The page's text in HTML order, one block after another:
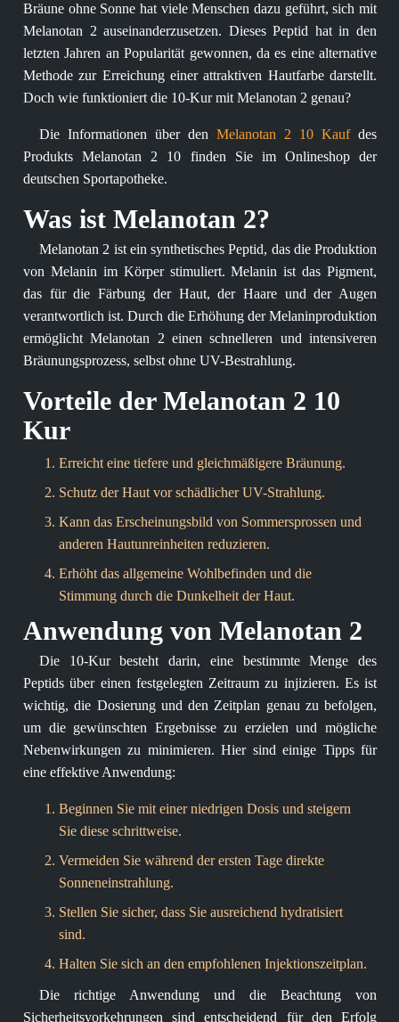
Bräune ohne Sonne hat viele Menschen dazu geführt, sich mit
Melanotan 2 auseinanderzusetzen. Dieses Peptid hat in den
letzten Jahren an Popularität gewonnen, da es eine alternative
Methode zur Erreichung einer attraktiven Hautfarbe darstellt.
Doch wie funktioniert die 10-Kur mit Melanotan 2 genau?
Die Informationen über den Melanotan 2 10 Kaufdes
Produkts Melanotan 2 10 finden Sie im Onlineshop der
deutschen Sportapotheke.
Was ist Melanotan 2?
Melanotan 2 ist ein synthetisches Peptid, das die Produktion
von Melanin im Körper stimuliert. Melanin ist das Pigment,
das für die Färbung der Haut, der Haare und der Augen
verantwortlich ist. Durch die Erhöhung der Melaninproduktion
ermöglicht Melanotan 2 einen schnelleren und intensiveren
Bräunungsprozess, selbst ohne UV-Bestrahlung.
Vorteile der Melanotan 2 10
Kur
Erreicht eine tiefere und gleichmäßigere Bräunung.
Schutz der Haut vor schädlicher UV-Strahlung.
Kann das Erscheinungsbild von Sommersprossen und
anderen Hautunreinheiten reduzieren.
Erhöht das allgemeine Wohlbefinden und die
Stimmung durch die Dunkelheit der Haut.
Anwendung von Melanotan 2
Die 10-Kur besteht darin, eine bestimmte Menge des
Peptids über einen festgelegten Zeitraum zu injizieren. Es ist
wichtig, die Dosierung und den Zeitplan genau zu befolgen,
um die gewünschten Ergebnisse zu erzielen und mögliche
Nebenwirkungen zu minimieren. Hier sind einige Tipps für
eine effektive Anwendung:
Beginnen Sie mit einer niedrigen Dosis und steigern
Sie diese schrittweise.
Vermeiden Sie während der ersten Tage direkte
Sonneneinstrahlung.
Stellen Sie sicher, dass Sie ausreichend hydratisiert
sind.
Halten Sie sich an den empfohlenen Injektionszeitplan.
Die richtige Anwendung und die Beachtung von
Sicherheitsvorkehrungen sind entscheidend für den Erfolg